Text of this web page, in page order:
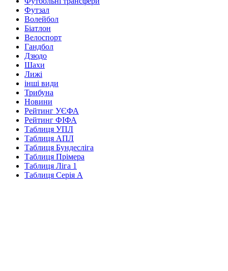
Футзал
Волейбол
Біатлон
Велоспорт
Гандбол
Дзюдо
Шахи
Лижі
інші види
Трибуна
Новини
Рейтинг УЄФА
Рейтинг ФІФА
Таблиця УПЛ
Таблиця АПЛ
Таблиця Бундесліга
Таблиця Прімера
Таблиця Ліга 1
Таблиця Серія А